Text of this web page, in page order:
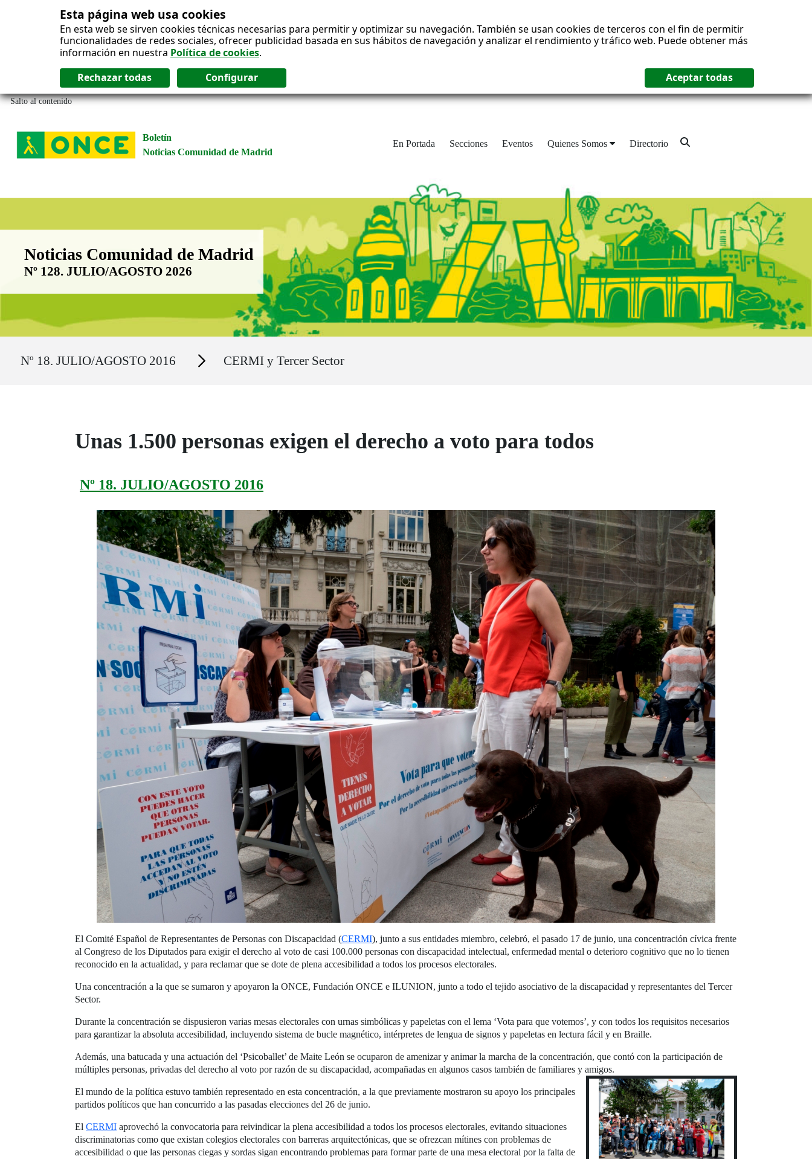
Esta página web usa cookies
En esta web se sirven cookies técnicas necesarias para permitir y optimizar su navegación. También se usan cookies de terceros con el fin de permitir
funcionalidades de redes sociales, ofrecer publicidad basada en sus hábitos de navegación y analizar el rendimiento y tráfico web. Puede obtener más
información en nuestra Política de cookies.
Salto al contenido
Boletín
Noticias Comunidad de Madrid
En Portada Secciones Eventos Quienes Somos Directorio
Boletín Noticias Comunidad de Madrid
Noticias Comunidad de Madrid
Nº 128. JULIO/AGOSTO 2026
Nº 18. JULIO/AGOSTO 2016 Secciones CERMI y Tercer Sector
Unas 1.500 personas exigen el derecho a voto para todos
Nº 18. JULIO/AGOSTO 2016
El Comité Español de Representantes de Personas con Discapacidad (CERMI), junto a sus entidades miembro, celebró, el pasado 17 de junio, una concentración cívica frente
al Congreso de los Diputados para exigir el derecho al voto de casi 100.000 personas con discapacidad intelectual, enfermedad mental o deterioro cognitivo que no lo tienen
reconocido en la actualidad, y para reclamar que se dote de plena accesibilidad a todos los procesos electorales.
Una concentración a la que se sumaron y apoyaron la ONCE, Fundación ONCE e ILUNION, junto a todo el tejido asociativo de la discapacidad y representantes del Tercer
Sector.
Durante la concentración se dispusieron varias mesas electorales con urnas simbólicas y papeletas con el lema ‘Vota para que votemos’, y con todos los requisitos necesarios
para garantizar la absoluta accesibilidad, incluyendo sistema de bucle magnético, intérpretes de lengua de signos y papeletas en lectura fácil y en Braille.
Además, una batucada y una actuación del ‘Psicoballet’ de Maite León se ocuparon de amenizar y animar la marcha de la concentración, que contó con la participación de
múltiples personas, privadas del derecho al voto por razón de su discapacidad, acompañadas en algunos casos también de familiares y amigos.
El mundo de la política estuvo también representado en esta concentración, a la que previamente mostraron su apoyo los principales
partidos políticos que han concurrido a las pasadas elecciones del 26 de junio.
El CERMI aprovechó la convocatoria para reivindicar la plena accesibilidad a todos los procesos electorales, evitando situaciones
discriminatorias como que existan colegios electorales con barreras arquitectónicas, que se ofrezcan mítines con problemas de
accesibilidad o que las personas ciegas y sordas sigan encontrando problemas para formar parte de una mesa electoral por la falta de